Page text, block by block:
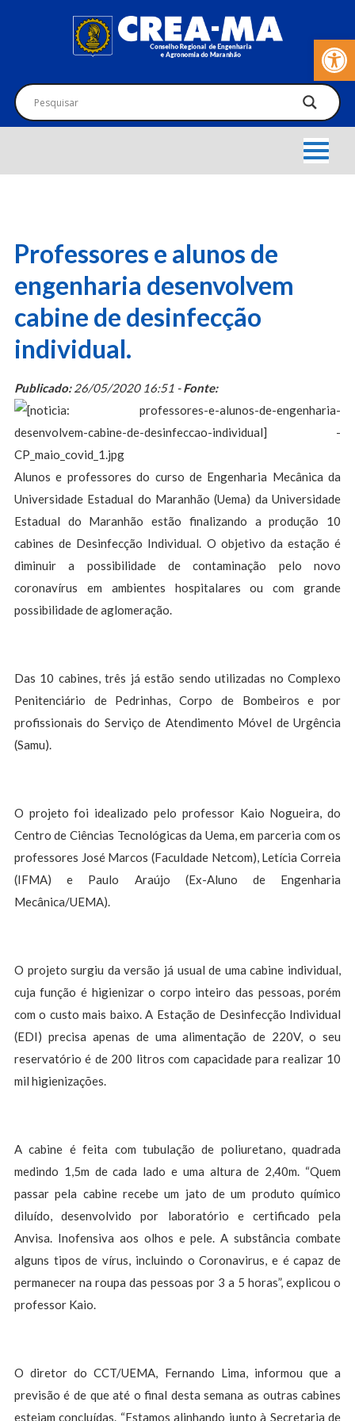
Barra de
Professores e alunos de
engenharia desenvolvem
cabine de desinfecção
individual.
Publicado:26/05/2020 16:51 -Fonte:
Alunos e professores do curso de Engenharia Mecânica da
Universidade Estadual do Maranhão (Uema) da Universidade
Estadual do Maranhão estão finalizando a produção 10
cabines de Desinfecção Individual. O objetivo da estação é
diminuir a possibilidade de contaminação pelo novo
coronavírus em ambientes hospitalares ou com grande
possibilidade de aglomeração.
Das 10 cabines, três já estão sendo utilizadas no Complexo
Penitenciário de Pedrinhas, Corpo de Bombeiros e por
profissionais do Serviço de Atendimento Móvel de Urgência
(Samu).
O projeto foi idealizado pelo professor Kaio Nogueira, do
Centro de Ciências Tecnológicas da Uema, em parceria com os
professores José Marcos (Faculdade Netcom), Letícia Correia
(IFMA) e Paulo Araújo (Ex-Aluno de Engenharia
Mecânica/UEMA).
O projeto surgiu da versão já usual de uma cabine individual,
cuja função é higienizar o corpo inteiro das pessoas, porém
com o custo mais baixo. A Estação de Desinfecção Individual
(EDI) precisa apenas de uma alimentação de 220V, o seu
reservatório é de 200 litros com capacidade para realizar 10
mil higienizações.
A cabine é feita com tubulação de poliuretano, quadrada
medindo 1,5m de cada lado e uma altura de 2,40m. “Quem
passar pela cabine recebe um jato de um produto químico
diluído, desenvolvido por laboratório e certificado pela
Anvisa. Inofensiva aos olhos e pele. A substância combate
alguns tipos de vírus, incluindo o Coronavirus, e é capaz de
permanecer na roupa das pessoas por 3 a 5 horas”, explicou o
professor Kaio.
O diretor do CCT/UEMA, Fernando Lima, informou que a
previsão é de que até o final desta semana as outras cabines
estejam concluídas. “Estamos alinhando junto à Secretaria de